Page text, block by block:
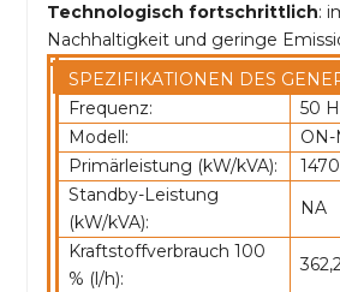
Technologisch fortschrittlich:
Nachhaltigkeit und geringe
SPEZIFIKATIONEN DES
Frequenz:
50
Modell:
ON-
Primärleistung (kW/kVA):
Standby-Leistung
(kW/kVA):
NA
Kraftstoffverbrauch 100
% (l/h):